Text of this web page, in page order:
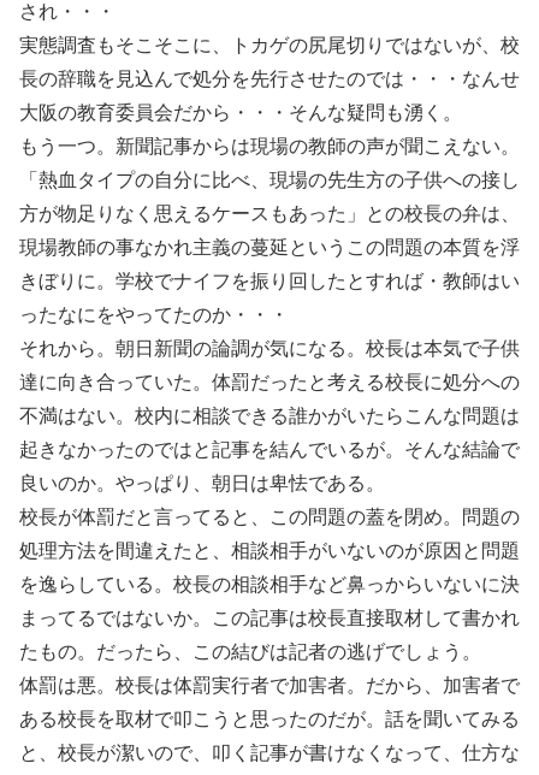
され・・・
実態調査もそこそこに、トカゲの尻尾切りではないが、校
長の辞職を見込んで処分を先行させたのでは・・・なんせ
大阪の教育委員会だから・・・そんな疑問も湧く。
もう一つ。新聞記事からは現場の教師の声が聞こえない。
「熱血タイプの自分に比べ、現場の先生方の子供への接し
方が物足りなく思えるケースもあった」との校長の弁は、
現場教師の事なかれ主義の蔓延というこの問題の本質を浮
きぼりに。学校でナイフを振り回したとすれば・教師はい
ったなにをやってたのか・・・
それから。朝日新聞の論調が気になる。校長は本気で子供
達に向き合っていた。体罰だったと考える校長に処分への
不満はない。校内に相談できる誰かがいたらこんな問題は
起きなかったのではと記事を結んでいるが。そんな結論で
良いのか。やっぱり、朝日は卑怯である。
校長が体罰だと言ってると、この問題の蓋を閉め。問題の
処理方法を間違えたと、相談相手がいないのが原因と問題
を逸らしている。校長の相談相手など鼻っからいないに決
まってるではないか。この記事は校長直接取材して書かれ
たもの。だったら、この結びは記者の逃げでしょう。
体罰は悪。校長は体罰実行者で加害者。だから、加害者で
ある校長を取材で叩こうと思ったのだが。話を聞いてみる
と、校長が潔いので、叩く記事が書けなくなって、仕方な